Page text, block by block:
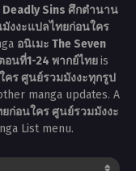
Deadly Sins ศึกตำนาน
งงะแปลไทยก่อนใคร
อนิเมะ The Seven
อนที่1-24 พากย์ไทยis
คร ศูนย์รวมมังงะทุกรูป
manga updates. A
ก่อนใคร ศูนย์รวมมังงะ
List menu.